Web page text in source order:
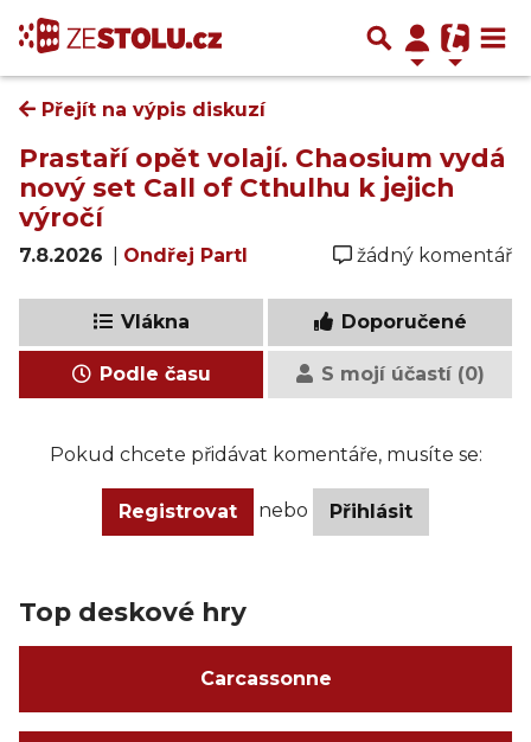
Přejít na výpis diskuzí
Prastaří opět volají. Chaosium vydá
nový set Call of Cthulhu k jejich
výročí
7.8.2026 Ondřej Partl žádný komentář
Vlákna Doporučené
Podle času S mojí účastí (0)
Pokud chcete přidávat komentáře, musíte se:
Registrovat nebo Přihlásit
Top deskové hry
Carcassonne